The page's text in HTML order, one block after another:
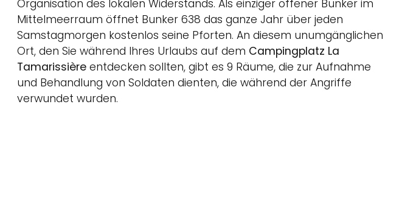
Organisation des lokalen Widerstands. Als einziger offener Bunker im
Mittelmeerraum öffnet Bunker 638 das ganze Jahr über jeden
Samstagmorgen kostenlos seine Pforten. An diesem unumgänglichen
Ort, den Sie während Ihres Urlaubs auf dem Campingplatz La
Tamarissière entdecken sollten, gibt es 9 Räume, die zur Aufnahme
und Behandlung von Soldaten dienten, die während der Angriffe
verwundet wurden.